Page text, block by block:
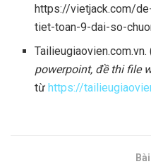
https://vietjack.com/
tiet-toan-9-dai-so-
Tailieugiaovien.com.vn.
powerpoint, đề thi file
từhttps://